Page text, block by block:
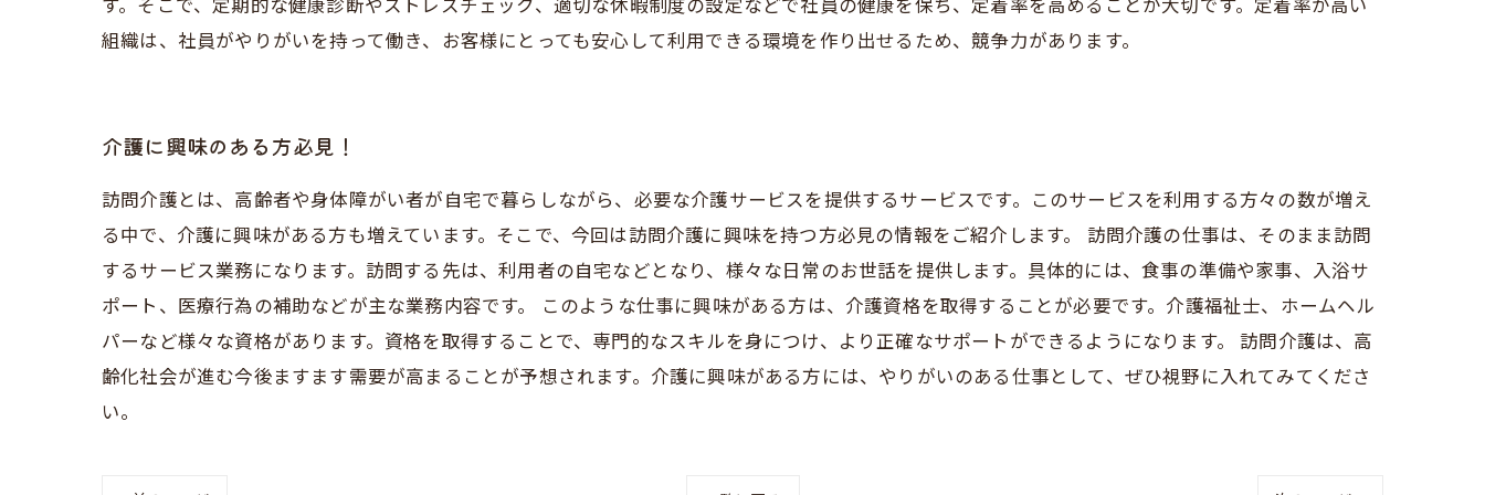
す。そこで、定期的な健康診断やストレスチェック、適切な休暇制度の設定などで社員の健康を保ち、定着率を高めることが大切です。定着率が高い
組織は、社員がやりがいを持って働き、お客様にとっても安心して利用できる環境を作り出せるため、競争力があります。
介護に興味のある方必見！
訪問介護とは、高齢者や身体障がい者が自宅で暮らしながら、必要な介護サービスを提供するサービスです。このサービスを利用する方々の数が増え
る中で、介護に興味がある方も増えています。そこで、今回は訪問介護に興味を持つ方必見の情報をご紹介します。 訪問介護の仕事は、そのまま訪問
するサービス業務になります。訪問する先は、利用者の自宅などとなり、様々な日常のお世話を提供します。具体的には、食事の準備や家事、入浴サ
ポート、医療行為の補助などが主な業務内容です。 このような仕事に興味がある方は、介護資格を取得することが必要です。介護福祉士、ホームヘル
パーなど様々な資格があります。資格を取得することで、専門的なスキルを身につけ、より正確なサポートができるようになります。 訪問介護は、高
齢化社会が進む今後ますます需要が高まることが予想されます。介護に興味がある方には、やりがいのある仕事として、ぜひ視野に入れてみてくださ
い。